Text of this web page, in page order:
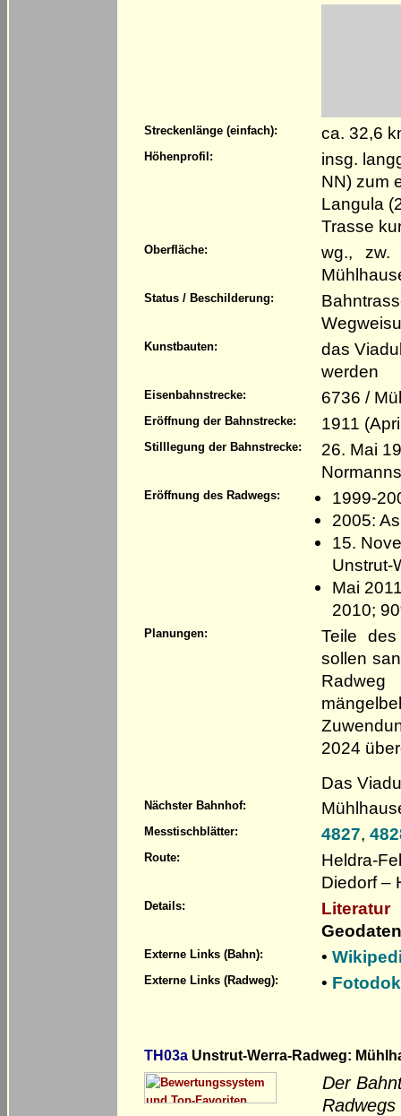
Streckenlänge (einfach): ca. 32,6
Höhenprofil:
insg.
NN) zum
Langula
Trasse
Oberfläche:
wg., zw.
Status / Beschilderung:
Kunstbauten:
das
werden
Eisenbahnstrecke: 6736 /
Eröffnung der Bahnstrecke: 1911
Stilllegung der Bahnstrecke:
26. Mai
Eröffnung des Radwegs:
1999-
2005:
15.
Unstrut-
Mai
2010;
Planungen:
Teile
sollen
2024
Das
Nächster Bahnhof:
Messtischblätter: 4827,
Route:
Heldra-
Diedorf –
Details:
Literatur
Externe Links (Bahn): •
Externe Links (Radweg): •
TH03a Unstrut-Werra-Radweg:
Der